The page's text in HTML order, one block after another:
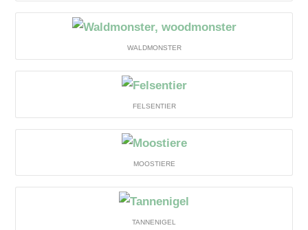
WALDMONSTER
FELSENTIER
MOOSTIERE
TANNENIGEL